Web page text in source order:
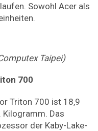
Sowohl Acer als
Taipei)
700
Triton 700 ist 18,9
Das
der Kaby-Lake-